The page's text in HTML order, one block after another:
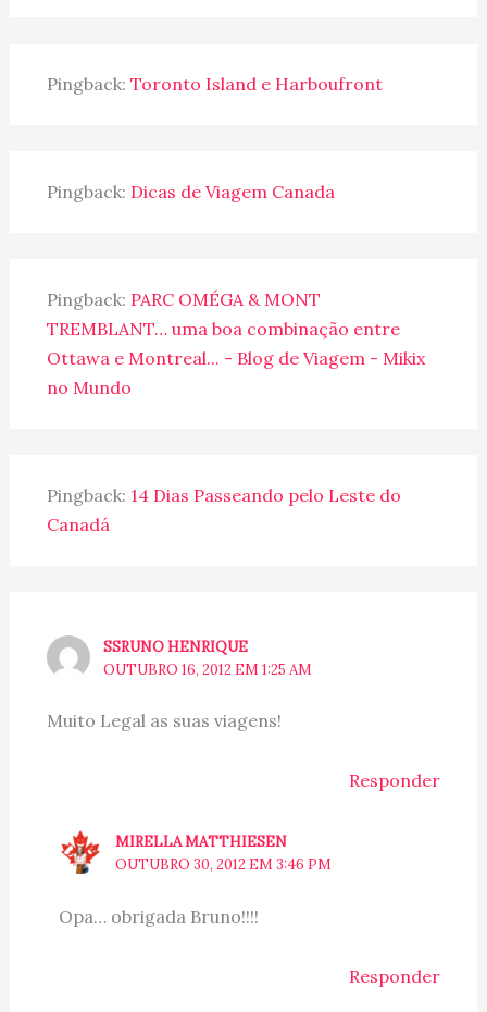
Pingback: Toronto Island e Harboufront
Pingback: Dicas de Viagem Canada
Pingback: PARC OMÉGA & MONT
TREMBLANT… uma boa combinação entre
Ottawa e Montreal... - Blog de Viagem - Mikix
no Mundo
Pingback: 14 Dias Passeando pelo Leste do
Canadá
SSRUNO HENRIQUE
OUTUBRO 16, 2012 EM 1:25 AM
Muito Legal as suas viagens!
Responder
MIRELLA MATTHIESEN
OUTUBRO 30, 2012 EM 3:46 PM
Opa… obrigada Bruno!!!!
Responder